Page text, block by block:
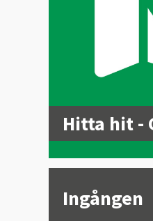
Hitta hit -
Ingången